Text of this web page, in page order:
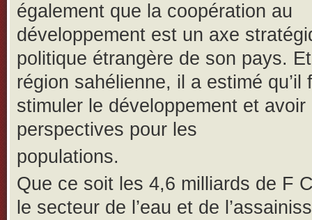
également que la coopération au
développement est un axe
politique étrangère de son pays.
région sahélienne, il a estimé qu’il
stimuler le développement et avoir
perspectives pour les
populations.
Que ce soit les 4,6 milliards de F
le secteur de l’eau et de